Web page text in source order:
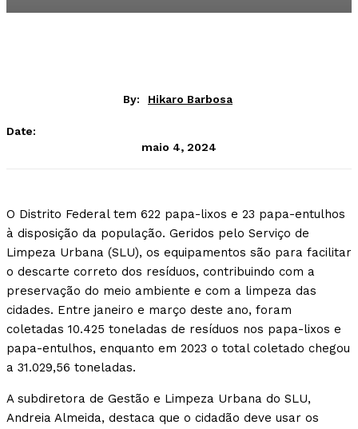
By: Hikaro Barbosa
Date:
maio 4, 2024
O Distrito Federal tem 622 papa-lixos e 23 papa-entulhos
à disposição da população. Geridos pelo Serviço de
Limpeza Urbana (SLU), os equipamentos são para facilitar
o descarte correto dos resíduos, contribuindo com a
preservação do meio ambiente e com a limpeza das
cidades. Entre janeiro e março deste ano, foram
coletadas 10.425 toneladas de resíduos nos papa-lixos e
papa-entulhos, enquanto em 2023 o total coletado chegou
a 31.029,56 toneladas.
A subdiretora de Gestão e Limpeza Urbana do SLU,
Andreia Almeida, destaca que o cidadão deve usar os